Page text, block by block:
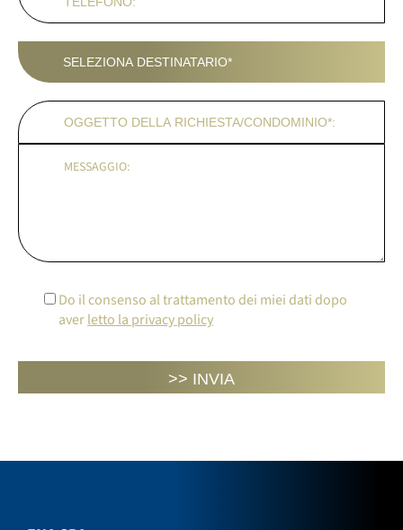
Do il consenso al trattamento dei miei dati dopo
averletto la privacy policy